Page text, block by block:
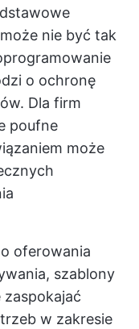
nie być tak
o ochronę
Dla firm
poufne
może
oferowania
szablony
zaspokajać
w zakresie